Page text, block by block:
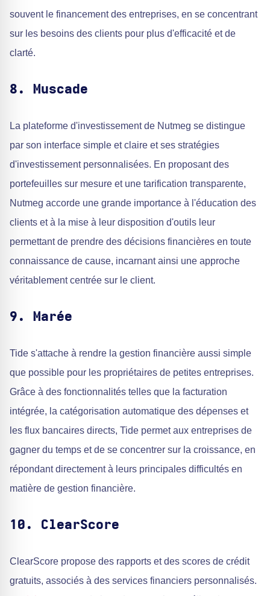
souvent le financement des entreprises, en se concentrant
sur les besoins des clients pour plus d'efficacité et de
clarté.
8. Muscade
La plateforme d'investissement de Nutmeg se distingue
par son interface simple et claire et ses stratégies
d'investissement personnalisées. En proposant des
portefeuilles sur mesure et une tarification transparente,
Nutmeg accorde une grande importance à l'éducation des
clients et à la mise à leur disposition d'outils leur
permettant de prendre des décisions financières en toute
connaissance de cause, incarnant ainsi une approche
véritablement centrée sur le client.
9. Marée
Tide s'attache à rendre la gestion financière aussi simple
que possible pour les propriétaires de petites entreprises.
Grâce à des fonctionnalités telles que la facturation
intégrée, la catégorisation automatique des dépenses et
les flux bancaires directs, Tide permet aux entreprises de
gagner du temps et de se concentrer sur la croissance, en
répondant directement à leurs principales difficultés en
matière de gestion financière.
10. ClearScore
ClearScore propose des rapports et des scores de crédit
gratuits, associés à des services financiers personnalisés.